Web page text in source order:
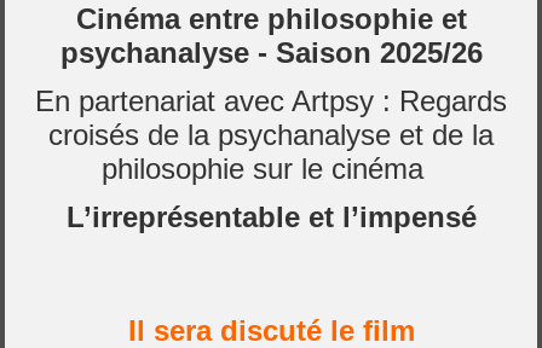
Cinéma entre philosophie et
psychanalyse - Saison 2025/26
En partenariat avec Artpsy : Regards
croisés de la psychanalyse et de la
philosophie sur le cinéma
L’irreprésentable et l’impensé
Il sera discuté le film